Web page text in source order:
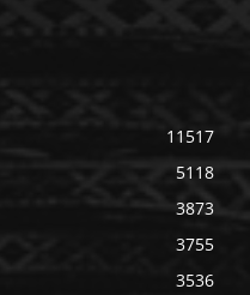
11517
5118
3873
3755
3536